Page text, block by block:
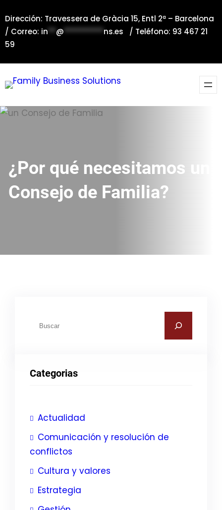
al
contenido
Dirección: Travessera de Gràcia 15, Entl 2ª – Barcelona
/ Correo: in**@**********ns.es / Teléfono: 93 467 21
59
¿Por qué necesitamos un
Consejo de Familia?
a
Categorias
Actualidad
Comunicación y resolución de
conflictos
Cultura y valores
Estrategia